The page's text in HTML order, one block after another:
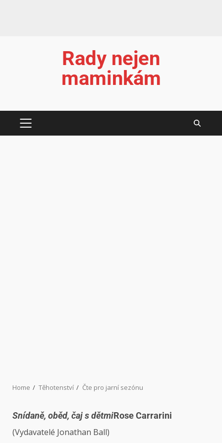
Rady nejen
maminkám
Home Těhotenství Čte pro jarní sezónu
Snídaně, oběd, čaj s dětmiRose Carrarini
(Vydavatelé Jonathan Ball)